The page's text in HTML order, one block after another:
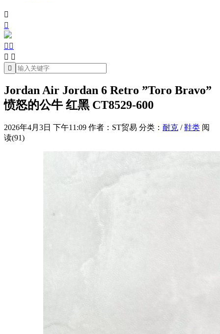


 
 

Jordan Air Jordan 6 Retro ”Toro Bravo”
愤怒的公牛 红黑 CT8529-600
2026年4月3日 下午11:09 作者：ST贸易 分类： 耐克 /鞋类 阅
读(91)